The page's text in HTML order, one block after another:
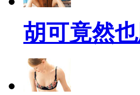
胡可竟然